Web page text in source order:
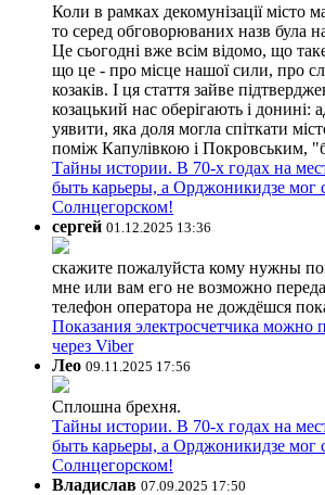
Коли в рамках декомунізації місто
то серед обговорюваних назв була
Це сьогодні вже всім відомо, що
що це - про місце нашої сили, про
козаків. І ця стаття зайве
козацький нас оберігають і донині:
уявити, яка доля могла спіткати
поміж Капулівкою і Покровським,
Тайны истории. В 70-х годах на
быть карьеры, а Орджоникидзе мог
Солнцегорском!
сергей 01.12.2025 13:36
скажите пожалуйста кому нужны
мне или вам его не возможно
телефон оператора не дождёшся
Показания электросчетчика можно
через Viber
Лео 09.11.2025 17:56
Сплошна брехня.
Тайны истории. В 70-х годах на
быть карьеры, а Орджоникидзе мог
Солнцегорском!
Владислав 07.09.2025 17:50